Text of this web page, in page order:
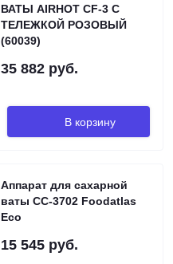
ВАТЫ AIRHOT CF-3 С
ТЕЛЕЖКОЙ РОЗОВЫЙ
(60039)
35 882 руб.
В корзину
Аппарат для сахарной
ваты CC-3702 Foodatlas
Eco
15 545 руб.